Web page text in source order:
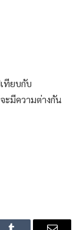
ทียบกับ
มีความต่างกัน